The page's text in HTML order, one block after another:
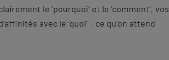
le ‘pourquoi’ et le ‘comment’, vos
avec le ‘quoi’ - ce qu’on attend